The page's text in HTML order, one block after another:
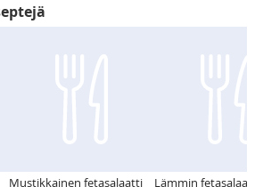
Mustikkainen fetasalaatti Lämmin